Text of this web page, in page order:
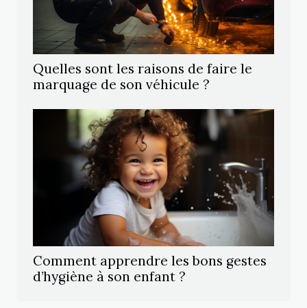
Quelles sont les raisons de faire le
marquage de son véhicule ?
Comment apprendre les bons gestes
d’hygiène à son enfant ?